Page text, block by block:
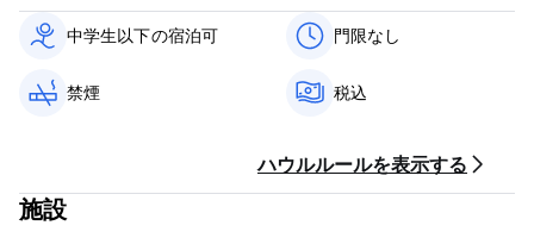
選んで、一日の完璧なスタートを切りましょう。分かりやすく比
較すると、このような朝食を他店で食べるには€3.50～€4.90の
また、新築の供用バスルーム、朝食ルーム、バーがオープンしま
る予定もございませんのでご承知ください。
当施設にはロビー/ラウンジ/バーでご利用いただける無料Wi-Fi、
無料荷物預かり、無料徒歩ツアー(朝食後フロントから出発)、バ
中学生以下の宿泊可 門限なし
禁煙 税込
ハウルルールを表示する
施設